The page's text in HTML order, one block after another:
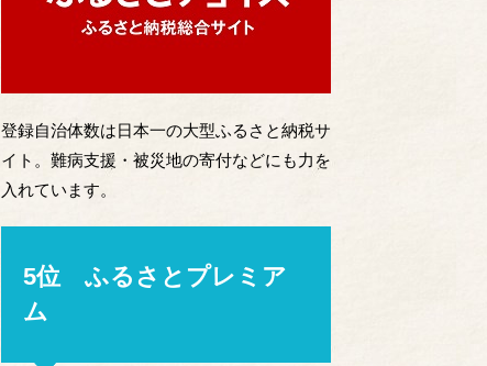
登録自治体数は日本一の大型ふるさと納税サ
イト。難病支援・被災地の寄付などにも力を
入れています。
5位 ふるさとプレミア
ム